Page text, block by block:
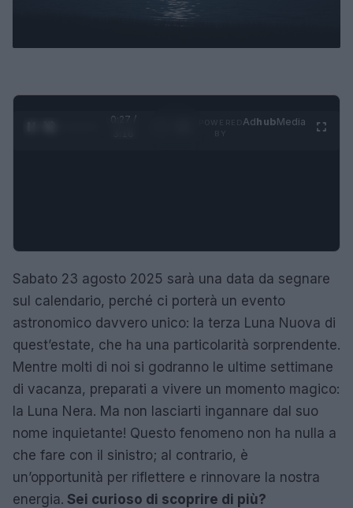
0:28 /
AdhubMedia
Sabato 23 agosto 2025 sarà una data da segnare
sul calendario, perché ci porterà un evento
astronomico davvero unico: la terza Luna Nuova di
quest’estate, che ha una particolarità sorprendente.
Mentre molti di noi si godranno le ultime settimane
di vacanza, preparati a vivere un momento magico:
la Luna Nera. Ma non lasciarti ingannare dal suo
nome inquietante! Questo fenomeno non ha nulla a
che fare con il sinistro; al contrario, è
un’opportunità per riflettere e rinnovare la nostra
energia. Sei curioso di scoprire di più?